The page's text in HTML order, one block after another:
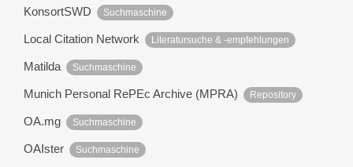
KonsortSWD Suchmaschine
Local Citation Network Literatursuche & -empfehlungen
Matilda Suchmaschine
Munich Personal RePEc Archive (MPRA) Repository
OA.mg Suchmaschine
OAIster Suchmaschine